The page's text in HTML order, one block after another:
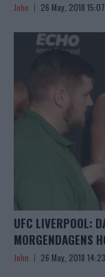
John 26 May, 2018 15:07
UFC LIVERPOOL:
MORGENDAGENS
John 26 May, 2018 14:23